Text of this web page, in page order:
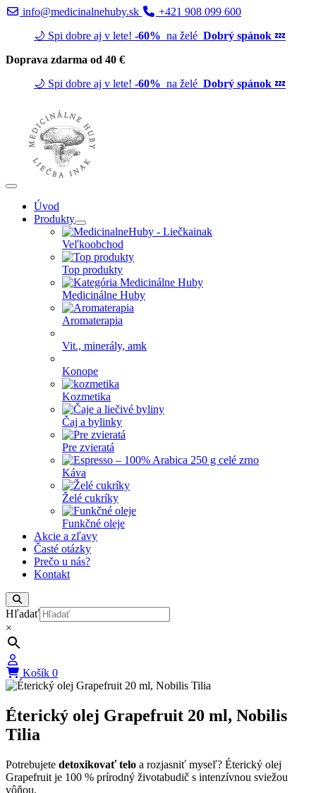
info@medicinalnehuby.sk
+421 908 099 600
🌙 Spi dobre aj v lete! -60% na želé Dobrý spánok 💤
Doprava zdarma od 40 €
🌙 Spi dobre aj v lete! -60% na želé Dobrý spánok 💤
Úvod
Produkty
Veľkoobchod
Top produkty
Medicinálne Huby
Aromaterapia
Vit., minerály, amk
Konope
Kozmetika
Čaj a bylinky
Pre zvieratá
Káva
Želé cukríky
Funkčné oleje
Akcie a zľavy
Časté otázky
Prečo u nás?
Kontakt
Hľadať
×
Košík 0
Éterický olej Grapefruit 20 ml, Nobilis
Tilia
Potrebujete detoxikovať telo a rozjasniť myseľ? Éterický olej
Grapefruit je 100 % prírodný životabudič s intenzívnou sviežou
vôňou.